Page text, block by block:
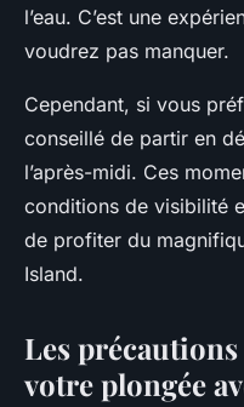
l’eau. C’est une
voudrez pas manquer.
Cependant, si vous
conseillé de partir en
l’après-midi. Ces
conditions de visibilité
de profiter du
Island.
Les
votre plongée